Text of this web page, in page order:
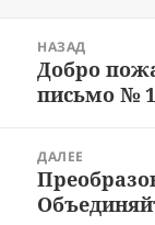
записям
НАЗАД
Предыдущая
запись:
Добро
письмо №
ДАЛЕЕ
Следующая
запись: